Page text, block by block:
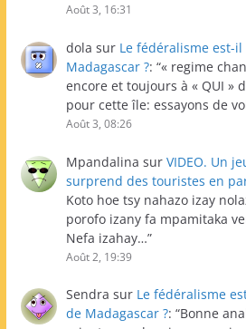
Août 3, 16:31
dola sur Le fédéralisme est-
Madagascar ?: “« regime
encore et toujours à « QUI »
pour cette île: essayons de
Août 3, 08:26
Mpandalina sur VIDEO. Un
surprend des touristes en
Koto hoe tsy nahazo izay
porofo izany fa mpamitaka
Nefa izahay…”
Août 2, 19:39
Sendra sur Le fédéralisme
de Madagascar ?: “Bonne